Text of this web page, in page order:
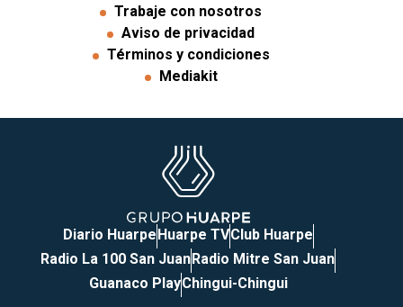
Trabaje con nosotros
Aviso de privacidad
Términos y condiciones
Mediakit
Diario Huarpe Huarpe TVClub Huarpe
Radio La 100 San Juan Radio Mitre San Juan
Guanaco PlayChingui-Chingui